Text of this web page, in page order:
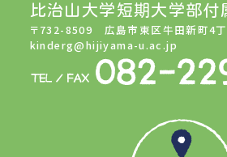
比治山大学短期大学部付
〒732-8509 広島市東区牛田新町4
kinderg@hijiyama-u.ac.jp